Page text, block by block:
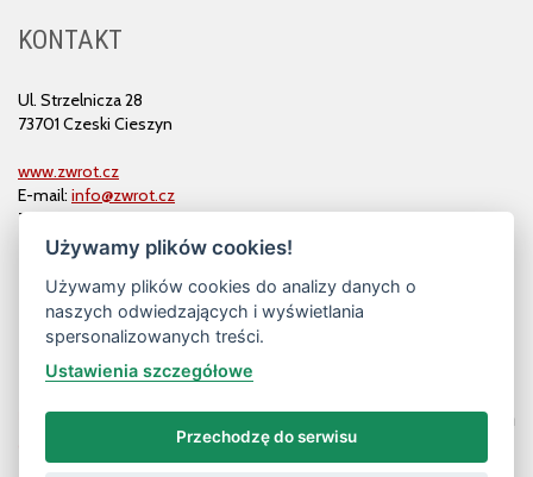
KONTAKT
Ul. Strzelnicza 28
73701 Czeski Cieszyn
www.zwrot.cz
E-mail: info@zwrot.cz
Tel. i faks: 558 711 582
Używamy plików cookies!
Używamy plików cookies do analizy danych o
naszych odwiedzających i wyświetlania
spersonalizowanych treści.
Ustawienia szczegółowe
Przechodzę do serwisu